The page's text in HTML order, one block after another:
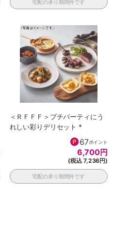
宅配の承り期間外です
＜ＲＦＦＦ＞プチパーティにう
れしい彩りデリセット *
67ポイント
6,700円
(税込 7,236円)
宅配の承り期間外です